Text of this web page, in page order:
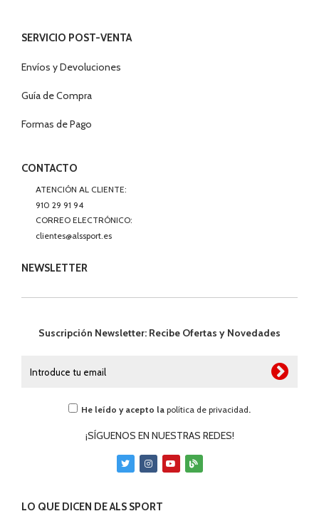
SERVICIO POST-VENTA
Envíos y Devoluciones
Guía de Compra
Formas de Pago
CONTACTO
ATENCIÓN AL CLIENTE:
910 29 91 94
CORREO ELECTRÓNICO:
clientes@alssport.es
NEWSLETTER
Suscripción Newsletter: Recibe Ofertas y Novedades
He leído y acepto la política de privacidad.
¡SÍGUENOS EN NUESTRAS REDES!
LO QUE DICEN DE ALS SPORT